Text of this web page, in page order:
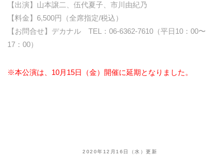
【出演】山本譲二、伍代夏子、市川由紀乃
【料金】6,500円（全席指定/税込）
【お問合せ】デカナル TEL：06-6362-7610（平日10：00〜
17：00）
※本公演は、10月15日（金）開催に延期となりました。
2020年12月16日（水）更新